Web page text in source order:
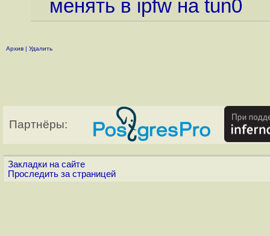
менять в ipfw на tun0
Архив | Удалить
Партнёры:
Закладки на сайте
Проследить за страницей